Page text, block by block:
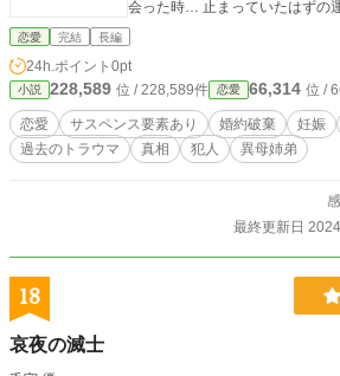
会った時… 止まっていたはずの
恋愛 完結 長編
24h.ポイント 0pt
小説 228,589 位 / 228,589件 恋愛 66,314 位 /
恋愛 サスペンス要素あり 婚約破棄 妊娠
過去のトラウマ
真相 犯人 異母姉弟
最終更新日
18
哀夜の滅士